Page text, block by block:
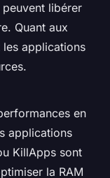
libérer
Quant aux
applications
en
applications
KillApps sont
la RAM